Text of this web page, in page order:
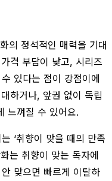
의 정석적인 매력을 기대
격 부담이 낮고, 시리즈
있다는 점이 강점이에
하거나, 앞권 없이 독립
느껴질 수 있어요.
‘취향이 맞을 때의 만족
는 취향이 맞는 독자에
맞으면 빠르게 이탈하